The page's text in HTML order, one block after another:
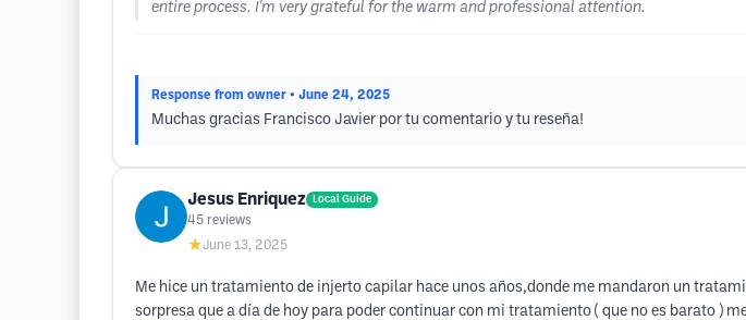
entire process. I'm very grateful for the warm and professional attention.
Response from owner • June 24, 2025
Muchas gracias Francisco Javier por tu comentario y tu reseña!
Jesus Enriquez Local Guide
45 reviews
★June 13, 2025
Me hice un tratamiento de injerto capilar hace unos años,donde me mandaron un
sorpresa que a día de hoy para poder continuar con mi tratamiento ( que no es barato )